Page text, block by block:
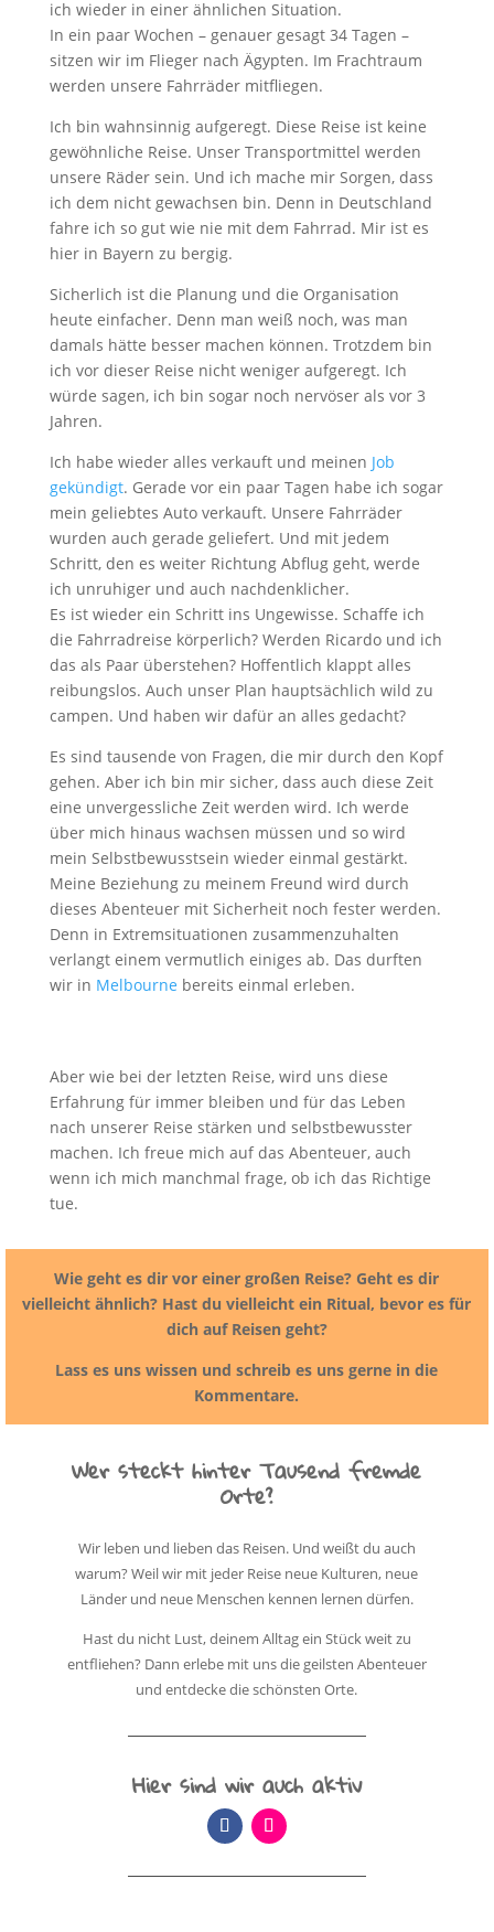
ich wieder in einer ähnlichen Situation.
In ein paar Wochen – genauer gesagt 34 Tagen –
sitzen wir im Flieger nach Ägypten. Im Frachtraum
werden unsere Fahrräder mitfliegen.
Ich bin wahnsinnig aufgeregt. Diese Reise ist keine
gewöhnliche Reise. Unser Transportmittel werden
unsere Räder sein. Und ich mache mir Sorgen, dass
ich dem nicht gewachsen bin. Denn in Deutschland
fahre ich so gut wie nie mit dem Fahrrad. Mir ist es
hier in Bayern zu bergig.
Sicherlich ist die Planung und die Organisation
heute einfacher. Denn man weiß noch, was man
damals hätte besser machen können. Trotzdem bin
ich vor dieser Reise nicht weniger aufgeregt. Ich
würde sagen, ich bin sogar noch nervöser als vor 3
Jahren.
Ich habe wieder alles verkauft und meinen Job
gekündigt. Gerade vor ein paar Tagen habe ich sogar
mein geliebtes Auto verkauft. Unsere Fahrräder
wurden auch gerade geliefert. Und mit jedem
Schritt, den es weiter Richtung Abflug geht, werde
ich unruhiger und auch nachdenklicher.
Es ist wieder ein Schritt ins Ungewisse. Schaffe ich
die Fahrradreise körperlich? Werden Ricardo und ich
das als Paar überstehen? Hoffentlich klappt alles
reibungslos. Auch unser Plan hauptsächlich wild zu
campen. Und haben wir dafür an alles gedacht?
Es sind tausende von Fragen, die mir durch den Kopf
gehen. Aber ich bin mir sicher, dass auch diese Zeit
eine unvergessliche Zeit werden wird. Ich werde
über mich hinaus wachsen müssen und so wird
mein Selbstbewusstsein wieder einmal gestärkt.
Meine Beziehung zu meinem Freund wird durch
dieses Abenteuer mit Sicherheit noch fester werden.
Denn in Extremsituationen zusammenzuhalten
verlangt einem vermutlich einiges ab. Das durften
wir in Melbourne bereits einmal erleben.
Aber wie bei der letzten Reise, wird uns diese
Erfahrung für immer bleiben und für das Leben
nach unserer Reise stärken und selbstbewusster
machen. Ich freue mich auf das Abenteuer, auch
wenn ich mich manchmal frage, ob ich das Richtige
tue.
Wie geht es dir vor einer großen Reise? Geht es dir
vielleicht ähnlich? Hast du vielleicht ein Ritual, bevor es für
dich auf Reisen geht?
Lass es uns wissen und schreib es uns gerne in die
Kommentare.
Wer steckt hinter Tausend fremde
Orte?
Wir leben und lieben das Reisen. Und weißt du auch
warum? Weil wir mit jeder Reise neue Kulturen, neue
Länder und neue Menschen kennen lernen dürfen.
Hast du nicht Lust, deinem Alltag ein Stück weit zu
entfliehen? Dann erlebe mit uns die geilsten Abenteuer
und entdecke die schönsten Orte.
Hier sind wir auch aktiv